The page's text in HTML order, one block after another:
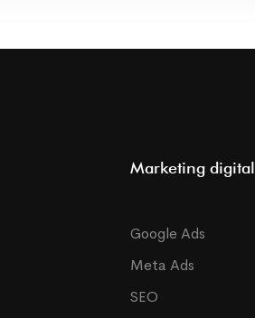
Marketing digital
Google Ads
Meta Ads
SEO